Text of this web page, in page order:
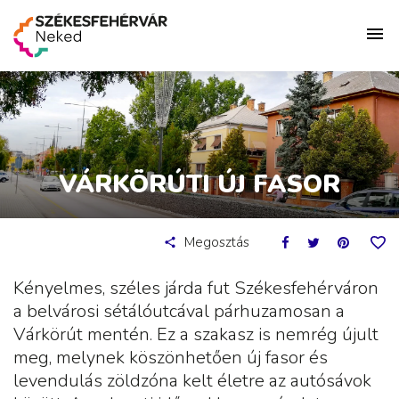
VÁRKÖRÚTI ÚJ FASOR
Megosztás
Kényelmes, széles járda fut Székesfehérváron
a belvárosi sétálóutcával párhuzamosan a
Várkörút mentén. Ez a szakasz is nemrég újult
meg, melynek köszönhetően új fasor és
levendulás zöldzóna kelt életre az autósávok